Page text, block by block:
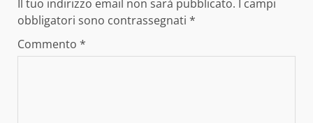
Il tuo indirizzo email non sarà pubblicato. I campi
obbligatori sono contrassegnati *
Commento *